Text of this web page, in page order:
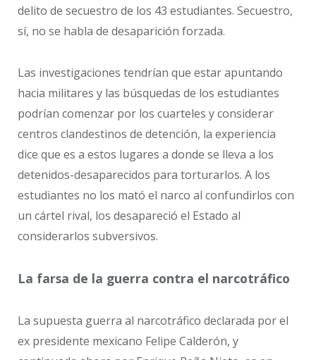
delito de secuestro de los 43 estudiantes. Secuestro,
sí, no se habla de desaparición forzada.
Las investigaciones tendrían que estar apuntando
hacia militares y las búsquedas de los estudiantes
podrían comenzar por los cuarteles y considerar
centros clandestinos de detención, la experiencia
dice que es a estos lugares a donde se lleva a los
detenidos-desaparecidos para torturarlos. A los
estudiantes no los mató el narco al confundirlos con
un cártel rival, los desapareció el Estado al
considerarlos subversivos.
La farsa de la guerra contra el narcotráfico
La supuesta guerra al narcotráfico declarada por el
ex presidente mexicano Felipe Calderón, y